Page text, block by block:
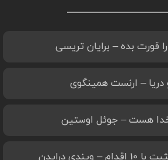
قورت بده – برایان تریسی
– ارنست همینگوی
هست – جوئل اوستین
درایدن